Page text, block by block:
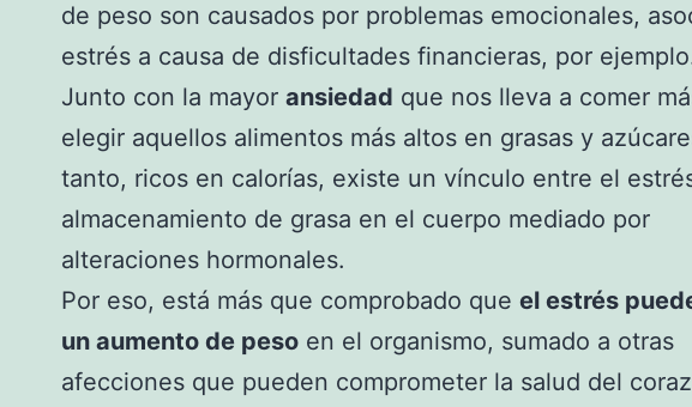
de peso son causados por problemas emocionales,
estrés a causa de disficultades financieras, por
Junto con la mayor ansiedad que nos lleva a comer
elegir aquellos alimentos más altos en grasas y
tanto, ricos en calorías, existe un vínculo entre el
almacenamiento de grasa en el cuerpo mediado por
alteraciones hormonales.
Por eso, está más que comprobado que el estrés
un aumento de peso en el organismo, sumado a otras
afecciones que pueden comprometer la salud del